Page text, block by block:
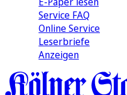
Service FAQ
Online Service
Leserbriefe
Anzeigen